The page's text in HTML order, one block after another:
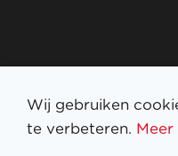
Wij gebruiken
te verbeteren. Meer